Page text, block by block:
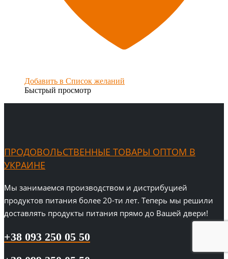
Добавить в Список желаний
Быстрый просмотр
ПРОДОВОЛЬСТВЕННЫЕ ТОВАРЫ ОПТОМ В
УКРАИНЕ
Мы занимаемся производством и дистрибуцией
продуктов питания более 20-ти лет. Теперь мы решили
доставлять продукты питания прямо до Вашей двери!
+38 093 250 05 50